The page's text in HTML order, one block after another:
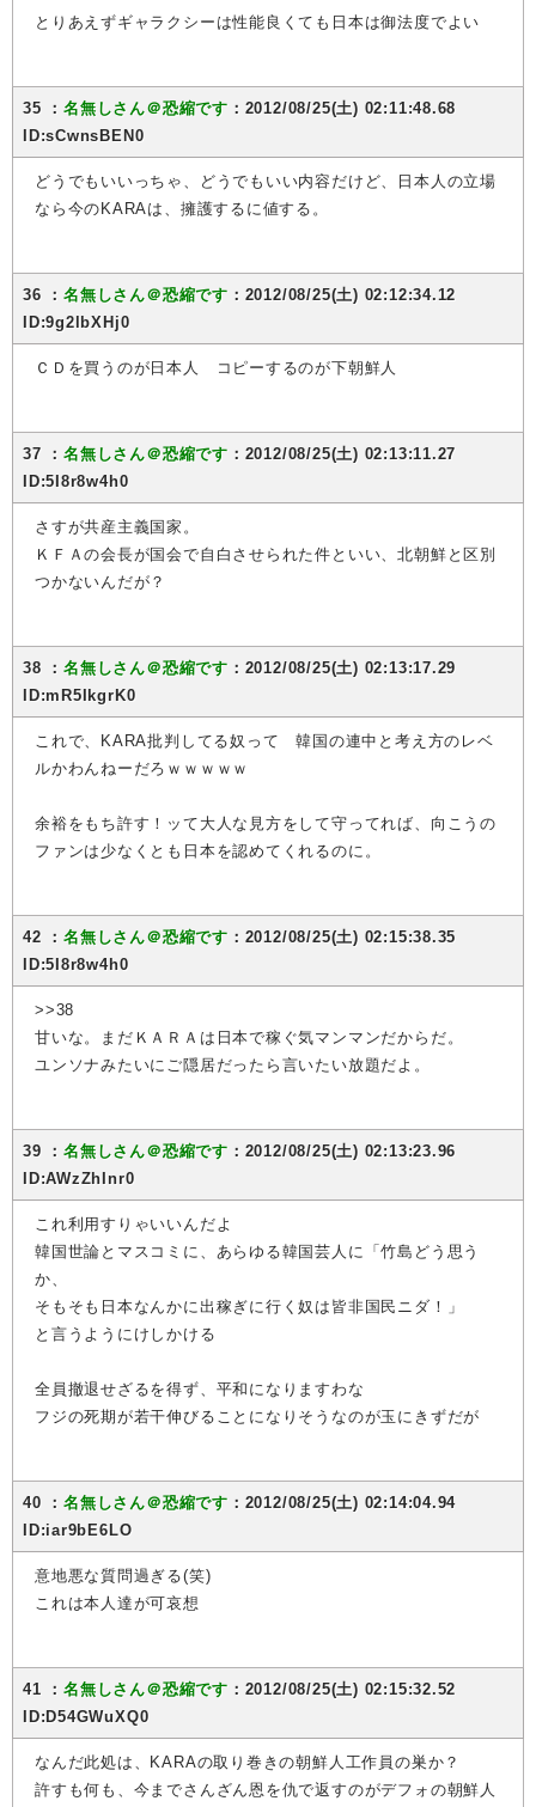
とりあえずギャラクシーは性能良くても日本は御法度でよい
35 ：名無しさん＠恐縮です ：2012/08/25(土) 02:11:48.68
ID:sCwnsBEN0
どうでもいいっちゃ、どうでもいい内容だけど、日本人の立場
なら今のKARAは、擁護するに値する。
36 ：名無しさん＠恐縮です ：2012/08/25(土) 02:12:34.12
ID:9g2lbXHj0
ＣＤを買うのが日本人 コピーするのが下朝鮮人
37 ：名無しさん＠恐縮です ：2012/08/25(土) 02:13:11.27
ID:5I8r8w4h0
さすが共産主義国家。
ＫＦＡの会長が国会で自白させられた件といい、北朝鮮と区別
つかないんだが？
38 ：名無しさん＠恐縮です ：2012/08/25(土) 02:13:17.29
ID:mR5IkgrK0
これで、KARA批判してる奴って 韓国の連中と考え方のレベ
ルかわんねーだろｗｗｗｗｗ
余裕をもち許す！ッて大人な見方をして守ってれば、向こうの
ファンは少なくとも日本を認めてくれるのに。
42 ：名無しさん＠恐縮です ：2012/08/25(土) 02:15:38.35
ID:5I8r8w4h0
>>38
甘いな。まだＫＡＲＡは日本で稼ぐ気マンマンだからだ。
ユンソナみたいにご隠居だったら言いたい放題だよ。
39 ：名無しさん＠恐縮です ：2012/08/25(土) 02:13:23.96
ID:AWzZhInr0
これ利用すりゃいいんだよ
韓国世論とマスコミに、あらゆる韓国芸人に「竹島どう思う
か、
そもそも日本なんかに出稼ぎに行く奴は皆非国民ニダ！」
と言うようにけしかける
全員撤退せざるを得ず、平和になりますわな
フジの死期が若干伸びることになりそうなのが玉にきずだが
40 ：名無しさん＠恐縮です ：2012/08/25(土) 02:14:04.94
ID:iar9bE6LO
意地悪な質問過ぎる(笑)
これは本人達が可哀想
41 ：名無しさん＠恐縮です ：2012/08/25(土) 02:15:32.52
ID:D54GWuXQ0
なんだ此処は、KARAの取り巻きの朝鮮人工作員の巣か？
許すも何も、今までさんざん恩を仇で返すのがデフォの朝鮮人